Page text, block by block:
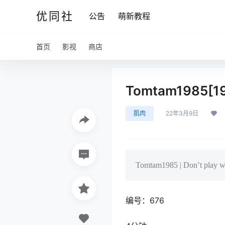
优同社 公告 萌新教程
首页 影视 商店
肌肉 22年3月9日
Tomtam1985 | Don’t play
编号：676